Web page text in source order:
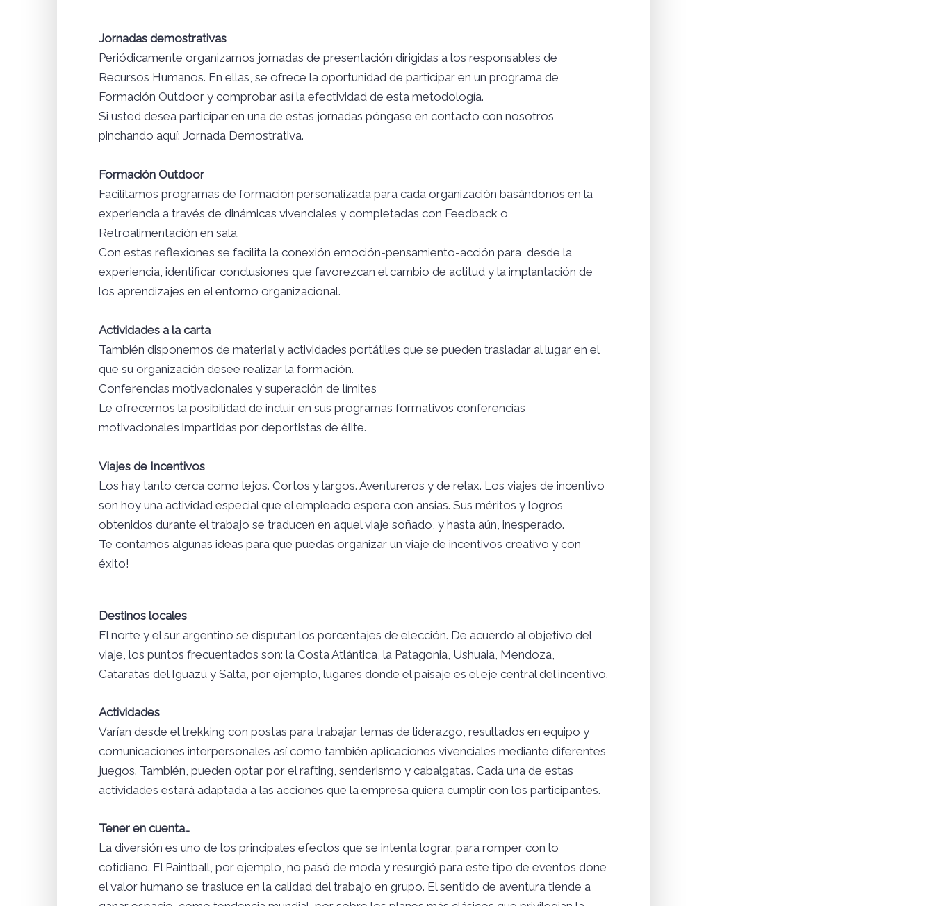
Jornadas demostrativas
Periódicamente organizamos jornadas de presentación dirigidas a los responsables de
Recursos Humanos. En ellas, se ofrece la oportunidad de participar en un programa de
Formación Outdoor y comprobar así la efectividad de esta metodología.
Si usted desea participar en una de estas jornadas póngase en contacto con nosotros
pinchando aquí: Jornada Demostrativa.
Formación Outdoor
Facilitamos programas de formación personalizada para cada organización basándonos en la
experiencia a través de dinámicas vivenciales y completadas con Feedback o
Retroalimentación en sala.
Con estas reflexiones se facilita la conexión emoción-pensamiento-acción para, desde la
experiencia, identificar conclusiones que favorezcan el cambio de actitud y la implantación de
los aprendizajes en el entorno organizacional.
Actividades a la carta
También disponemos de material y actividades portátiles que se pueden trasladar al lugar en el
que su organización desee realizar la formación.
Conferencias motivacionales y superación de límites
Le ofrecemos la posibilidad de incluir en sus programas formativos conferencias
motivacionales impartidas por deportistas de élite.
Viajes de Incentivos
Los hay tanto cerca como lejos. Cortos y largos. Aventureros y de relax. Los viajes de incentivo
son hoy una actividad especial que el empleado espera con ansias. Sus méritos y logros
obtenidos durante el trabajo se traducen en aquel viaje soñado, y hasta aún, inesperado.
Te contamos algunas ideas para que puedas organizar un viaje de incentivos creativo y con
éxito!
Destinos locales
El norte y el sur argentino se disputan los porcentajes de elección. De acuerdo al objetivo del
viaje, los puntos frecuentados son: la Costa Atlántica, la Patagonia, Ushuaia, Mendoza,
Cataratas del Iguazú y Salta, por ejemplo, lugares donde el paisaje es el eje central del incentivo.
Actividades
Varían desde el trekking con postas para trabajar temas de liderazgo, resultados en equipo y
comunicaciones interpersonales así como también aplicaciones vivenciales mediante diferentes
juegos. También, pueden optar por el rafting, senderismo y cabalgatas. Cada una de estas
actividades estará adaptada a las acciones que la empresa quiera cumplir con los participantes.
Tener en cuenta…
La diversión es uno de los principales efectos que se intenta lograr, para romper con lo
cotidiano. El Paintball, por ejemplo, no pasó de moda y resurgió para este tipo de eventos done
el valor humano se trasluce en la calidad del trabajo en grupo. El sentido de aventura tiende a